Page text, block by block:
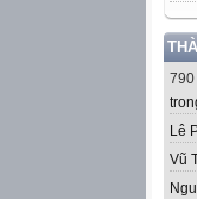
790
Lê
Vũ